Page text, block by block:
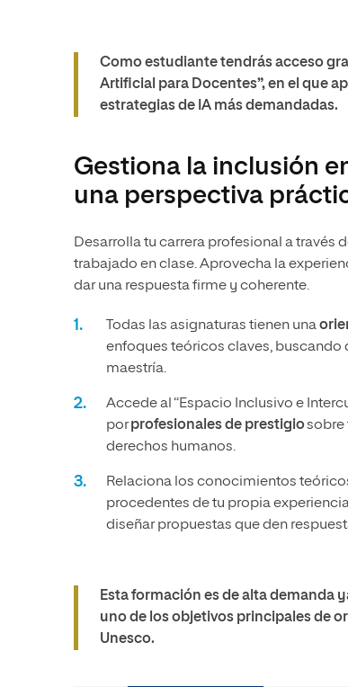
Como estudiante tendrás acceso
Artificial para Docentes”, en el que
estrategias de IA más demandadas.
Gestiona la inclusión
una perspectiva
Desarrolla tu carrera profesional a través
trabajado en clase. Aprovecha la
dar una respuesta firme y coherente.
Todas las asignaturas tienen una
enfoques teóricos claves, buscando
maestría.
Accede al “Espacio Inclusivo e
porprofesionales de prestigiosobre
derechos humanos.
Relaciona los conocimientos
procedentes de tu propia
diseñar propuestas que den
Esta formación es de alta demanda
uno de los objetivos principales de
Unesco.